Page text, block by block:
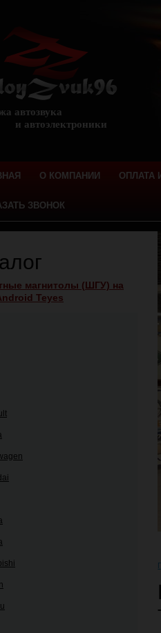
автозвука
О КОМПАНИИ ОПЛАТА
ЗВОНОК
магнитолы (ШГУ) на
Teyes